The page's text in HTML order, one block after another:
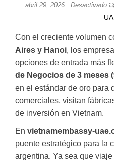
abril 29, 2026 Desactivado
Con el creciente volumen
Aires y Hanoi, los
opciones de entrada más
de Negocios de 3 meses
en el estándar de oro para
comerciales, visitan
de inversión en Vietnam.
En vietnamembassy-
puente estratégico para la
argentina. Ya sea que